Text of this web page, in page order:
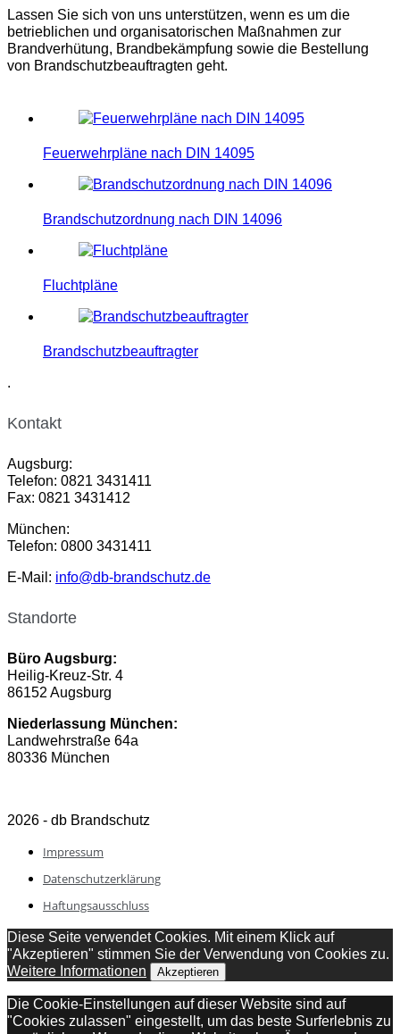
Lassen Sie sich von uns unterstützen, wenn es um die
betrieblichen und organisatorischen Maßnahmen zur
Brandverhütung, Brandbekämpfung sowie die Bestellung
von Brandschutzbeauftragten geht.
Feuerwehrpläne nach DIN 14095
Brandschutzordnung nach DIN 14096
Fluchtpläne
Brandschutzbeauftragter
.
Kontakt
Augsburg:
Telefon: 0821 3431411
Fax: 0821 3431412
München:
Telefon: 0800 3431411
E-Mail: info@db-brandschutz.de
Standorte
Büro Augsburg:
Heilig-Kreuz-Str. 4
86152 Augsburg
Niederlassung München:
Landwehrstraße 64a
80336 München
2026 - db Brandschutz
Impressum
Datenschutzerklärung
Haftungsausschluss
Diese Seite verwendet Cookies. Mit einem Klick auf
"Akzeptieren" stimmen Sie der Verwendung von Cookies zu.
Weitere Informationen
Akzeptieren
Die Cookie-Einstellungen auf dieser Website sind auf
"Cookies zulassen" eingestellt, um das beste Surferlebnis zu